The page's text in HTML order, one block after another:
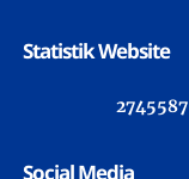
Statistik Website
2745587
Social Media